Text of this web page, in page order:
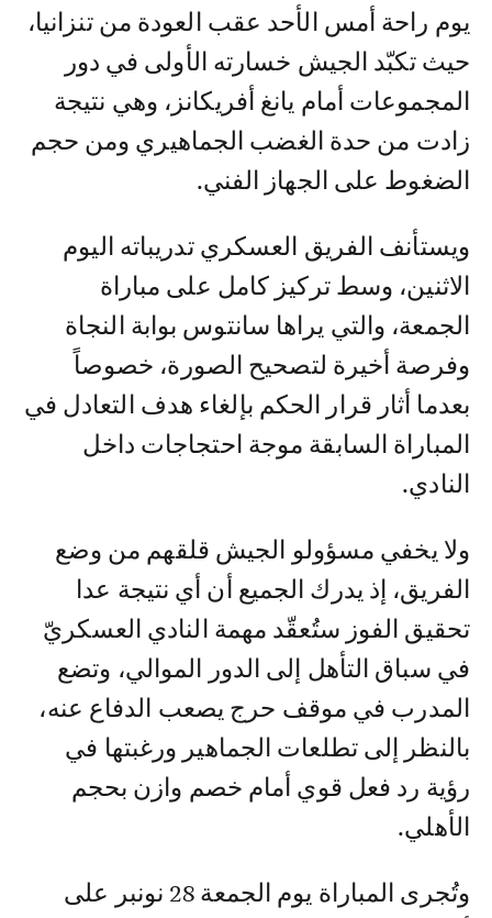
يوم راحة أمس الأحد عقب العودة من تنزانيا،
حيث تكبّد الجيش خسارته الأولى في دور
المجموعات أمام يانغ أفريكانز، وهي نتيجة
زادت من حدة الغضب الجماهيري ومن حجم
الضغوط على الجهاز الفني.
ويستأنف الفريق العسكري تدريباته اليوم
الاثنين، وسط تركيز كامل على مباراة
الجمعة، والتي يراها سانتوس بوابة النجاة
وفرصة أخيرة لتصحيح الصورة، خصوصاً
بعدما أثار قرار الحكم بإلغاء هدف التعادل في
المباراة السابقة موجة احتجاجات داخل
النادي.
ولا يخفي مسؤولو الجيش قلقهم من وضع
الفريق، إذ يدرك الجميع أن أي نتيجة عدا
تحقيق الفوز ستُعقّد مهمة النادي العسكريّ
في سباق التأهل إلى الدور الموالي، وتضع
المدرب في موقف حرج يصعب الدفاع عنه،
بالنظر إلى تطلعات الجماهير ورغبتها في
رؤية رد فعل قوي أمام خصم وازن بحجم
الأهلي.
وتُجرى المباراة يوم الجمعة 28 نونبر على